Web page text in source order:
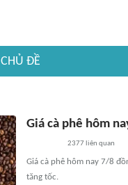
CHỦ ĐỀ
Giá cà phê hôm
2377liên quan
Giá cà phê hôm nay 7/8
tăng tốc.